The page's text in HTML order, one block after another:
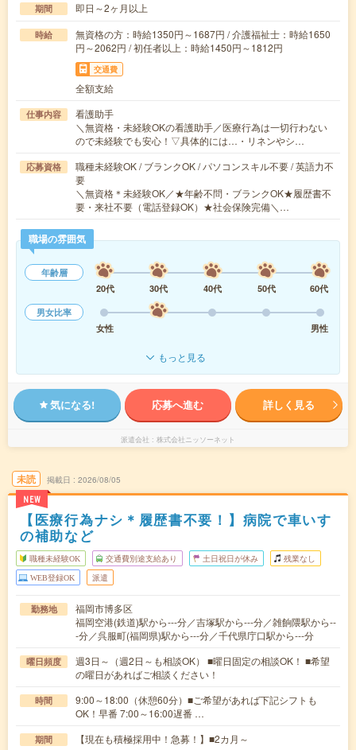
期間 即日～2ヶ月以上
時給
無資格の方：時給1350円～1687円 / 介護福祉士：時給1650
円～2062円 / 初任者以上：時給1450円～1812円
交通費
全額支給
仕事内容
看護助手
＼無資格・未経験OKの看護助手／医療行為は一切行わない
ので未経験でも安心！▽具体的には…・リネンやシ…
応募資格
職種未経験OK / ブランクOK / パソコンスキル不要 / 英語力不
要
＼無資格＊未経験OK／★年齢不問・ブランクOK★履歴書不
要・来社不要（電話登録OK）★社会保険完備＼…
職場の雰囲気
年齢層
20代
30代 40代 50代
60代
男女比率
女性
男性
もっと見る
気になる! 応募へ進む 詳しく見る
派遣会社 株式会社ニッソーネット
未読
NEW
掲載日 2026/08/05
【医療行為ナシ＊履歴書不要！】病院で車いす
の補助など
職種未経験OK 交通費別途支給あり 土日祝日が休み 残業なし
WEB登録OK 派遣
勤務地
福岡市博多区
福岡空港(鉄道)駅から---分／吉塚駅から---分／雑餉隈駅から--
-分／呉服町(福岡県)駅から---分／千代県庁口駅から---分
曜日頻度
週3日～（週2日～も相談OK） ■曜日固定の相談OK！ ■希望
の曜日があればご相談ください！
時間
9:00～18:00（休憩60分）■ご希望があれば下記シフトも
OK！早番 7:00～16:00遅番 …
期間 【現在も積極採用中！急募！】■2カ月～